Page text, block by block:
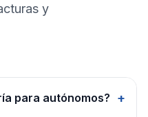
y
para autónomos? +